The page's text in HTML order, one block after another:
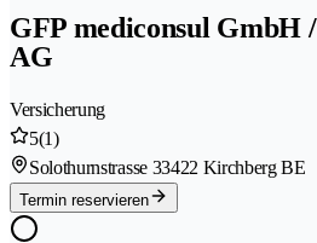
GFP mediconsul GmbH
AG
Versicherung
5(1)
Solothurnstrasse 33422 Kirchberg BE
Termin reservieren